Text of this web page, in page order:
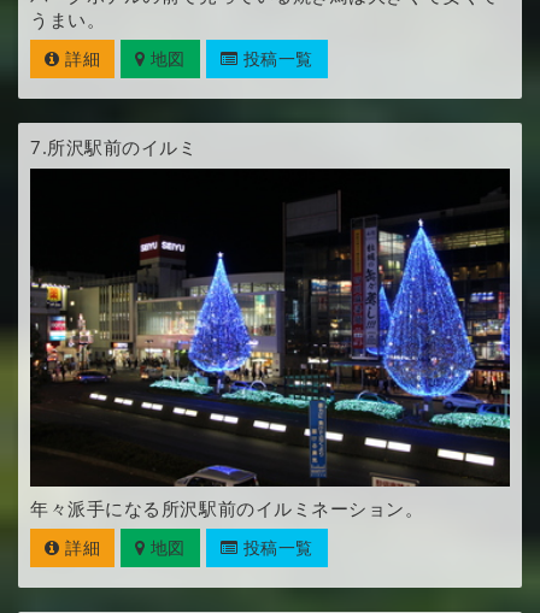
うまい。
詳細 地図 投稿一覧
7.所沢駅前のイルミ
年々派手になる所沢駅前のイルミネーション。
詳細 地図 投稿一覧